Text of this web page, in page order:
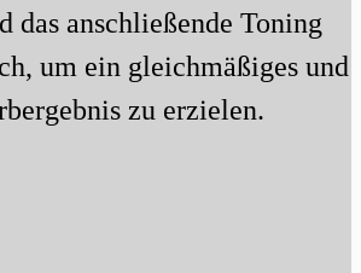
das anschließende Toning
um ein gleichmäßiges und
zu erzielen.